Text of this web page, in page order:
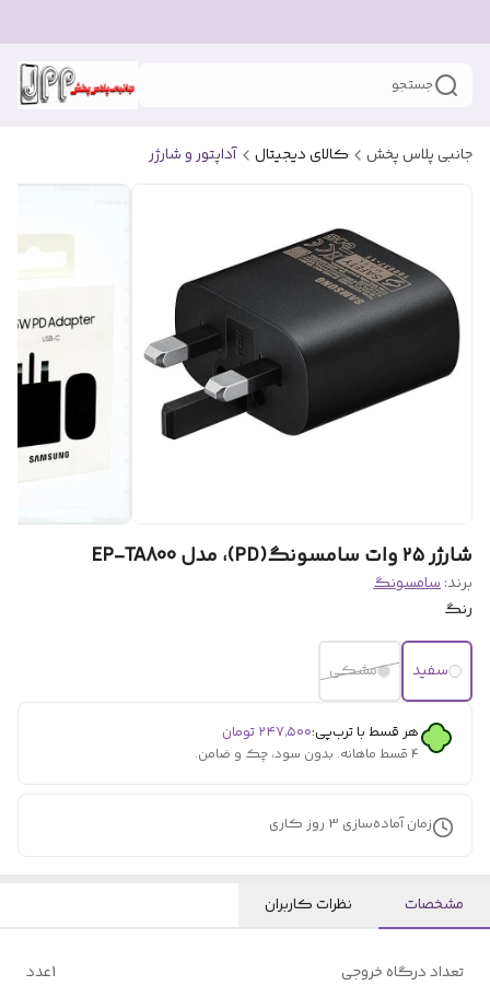
جستجو
جانبی پلاس پخش کالای دیجیتال آداپتور و شارژر
شارژر ۲۵ وات سامسونگ(PD)، مدل EP-TA800
برند:سامسونگ
رنگ
سفید مشکی
هر قسط با ترب‌پی:۲۴۷٬۵۰۰ تومان
۴ قسط ماهانه. بدون سود، چک و ضامن.
زمان آماده‌سازی 3 روز کاری
مشخصات نظرات کاربران
تعداد درگاه خروجی 1عدد